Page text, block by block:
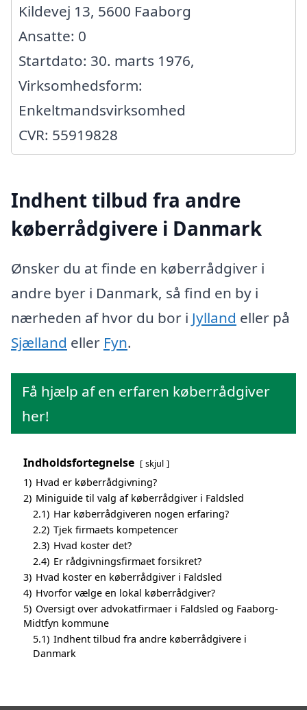
Kildevej 13, 5600 Faaborg
Ansatte: 0
Startdato: 30. marts 1976,
Virksomhedsform:
Enkeltmandsvirksomhed
CVR: 55919828
Indhent tilbud fra andre
køberrådgivere i Danmark
Ønsker du at finde en køberrådgiver i
andre byer i Danmark, så find en by i
nærheden af hvor du bor i Jylland eller på
Sjælland eller Fyn.
Få hjælp af en erfaren køberrådgiver
her!
Indholdsfortegnelse skjul
1) Hvad er køberrådgivning?
2) Miniguide til valg af køberrådgiver i Faldsled
2.1) Har køberrådgiveren nogen erfaring?
2.2) Tjek firmaets kompetencer
2.3) Hvad koster det?
2.4) Er rådgivningsfirmaet forsikret?
3) Hvad koster en køberrådgiver i Faldsled
4) Hvorfor vælge en lokal køberrådgiver?
5) Oversigt over advokatfirmaer i Faldsled og Faaborg-
Midtfyn kommune
5.1) Indhent tilbud fra andre køberrådgivere i
Danmark